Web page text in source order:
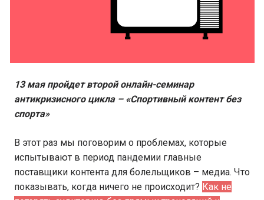
13 мая пройдет второй онлайн-семинар
антикризисного цикла – «Спортивный контент без
спорта»
В этот раз мы поговорим о проблемах, которые
испытывают в период пандемии главные
поставщики контента для болельщиков – медиа. Что
показывать, когда ничего не происходит? Как не